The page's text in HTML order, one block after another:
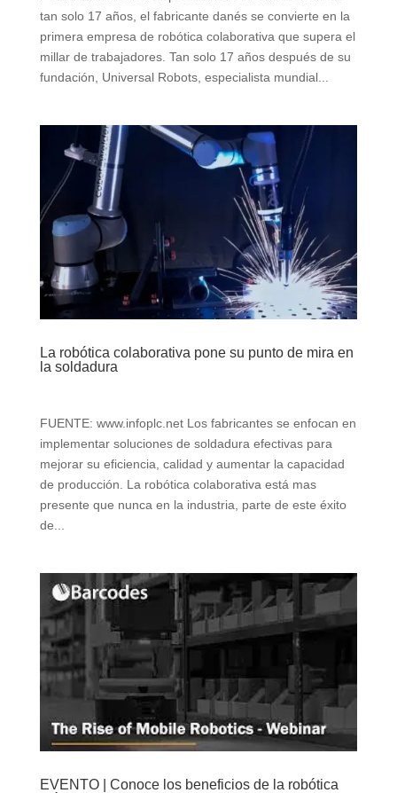
tan solo 17 años, el fabricante danés se convierte en la
primera empresa de robótica colaborativa que supera el
millar de trabajadores. Tan solo 17 años después de su
fundación, Universal Robots, especialista mundial...
La robótica colaborativa pone su punto de mira en
la soldadura
FUENTE: www.infoplc.net Los fabricantes se enfocan en
implementar soluciones de soldadura efectivas para
mejorar su eficiencia, calidad y aumentar la capacidad
de producción. La robótica colaborativa está mas
presente que nunca en la industria, parte de este éxito
de...
EVENTO | Conoce los beneficios de la robótica